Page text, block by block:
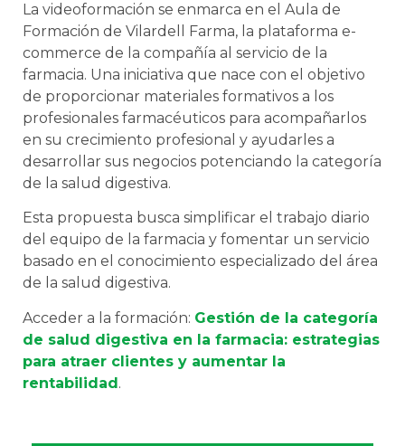
La videoformación se enmarca en el Aula de
Formación de Vilardell Farma, la plataforma e-
commerce de la compañía al servicio de la
farmacia. Una iniciativa que nace con el objetivo
de proporcionar materiales formativos a los
profesionales farmacéuticos para acompañarlos
en su crecimiento profesional y ayudarles a
desarrollar sus negocios potenciando la categoría
de la salud digestiva.
Esta propuesta busca simplificar el trabajo diario
del equipo de la farmacia y fomentar un servicio
basado en el conocimiento especializado del área
de la salud digestiva.
Acceder a la formación: Gestión de la categoría
de salud digestiva en la farmacia: estrategias
para atraer clientes y aumentar la
rentabilidad.